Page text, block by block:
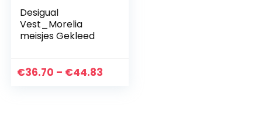
Desigual
Vest_Morelia
meisjes Gekleed
€36.70 – €44.83